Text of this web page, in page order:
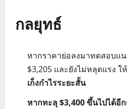
กลยุทธ์
หากราคาย่อลงมาทดสอบแน
$3,205 และยังไม่หลุดแรง
เก็งกำไรระยะสั้น
หากทะลุ $3,400 ขึ้นไปได้อี